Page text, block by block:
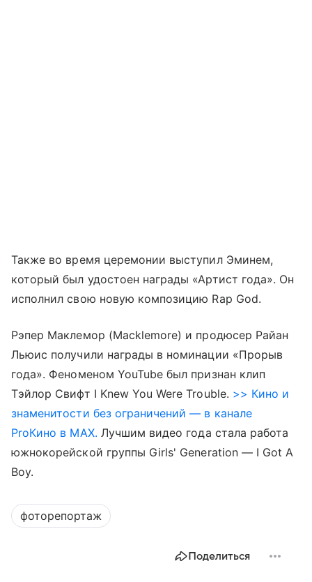
Также во время церемонии выступил Эминем,
который был удостоен награды «Артист года». Он
исполнил свою новую композицию Rap God.
Рэпер Маклемор (Macklemore) и продюсер Райан
Льюис получили награды в номинации «Прорыв
года». Феноменом YouTube был признан клип
Тэйлор Свифт I Knew You Were Trouble. >> Кино и
знаменитости без ограничений — в канале
ProКино в MAX. Лучшим видео года стала работа
южнокорейской группы Girls' Generation — I Got A
Boy.
фоторепортаж
Поделиться